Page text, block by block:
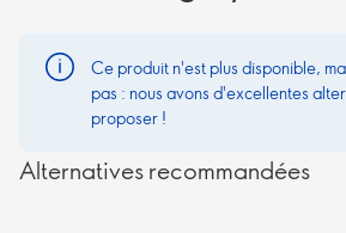
Ce produit n'est plus disponible,
pas : nous avons d'excellentes
proposer !
Alternatives recommandées